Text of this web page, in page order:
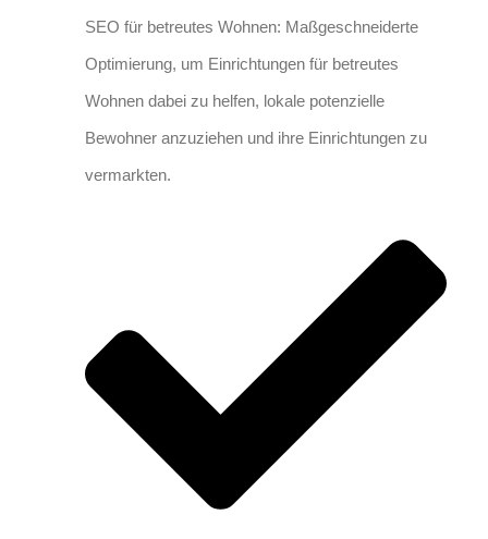
SEO für betreutes Wohnen: Maßgeschneiderte
Optimierung, um Einrichtungen für betreutes
Wohnen dabei zu helfen, lokale potenzielle
Bewohner anzuziehen und ihre Einrichtungen zu
vermarkten.